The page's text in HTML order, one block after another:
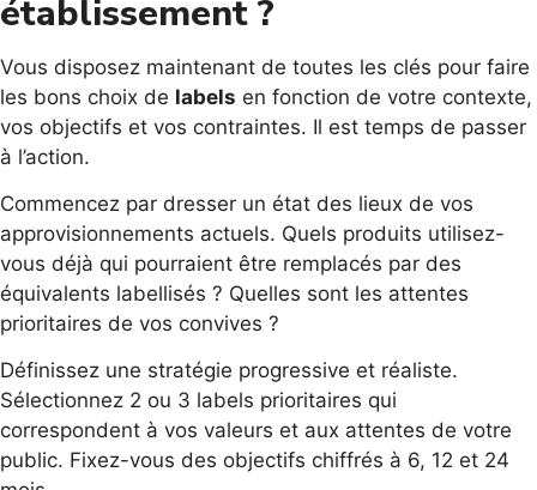
établissement ?
Vous disposez maintenant de toutes les clés pour faire
les bons choix de labels en fonction de votre contexte,
vos objectifs et vos contraintes. Il est temps de passer
à l’action.
Commencez par dresser un état des lieux de vos
approvisionnements actuels. Quels produits utilisez-
vous déjà qui pourraient être remplacés par des
équivalents labellisés ? Quelles sont les attentes
prioritaires de vos convives ?
Définissez une stratégie progressive et réaliste.
Sélectionnez 2 ou 3 labels prioritaires qui
correspondent à vos valeurs et aux attentes de votre
public. Fixez-vous des objectifs chiffrés à 6, 12 et 24